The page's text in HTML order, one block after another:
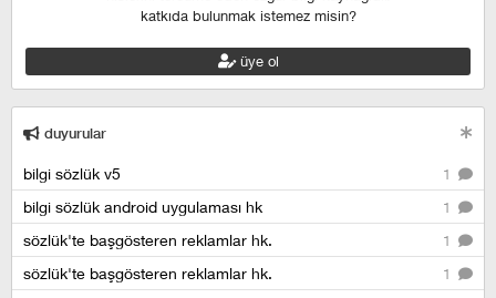
katkıda bulunmak istemez misin?
üye ol
duyurular
1
bilgi sözlük v5
1
bilgi sözlük android uygulaması hk
1
sözlük'te başgösteren reklamlar hk.
1
sözlük'te başgösteren reklamlar hk.